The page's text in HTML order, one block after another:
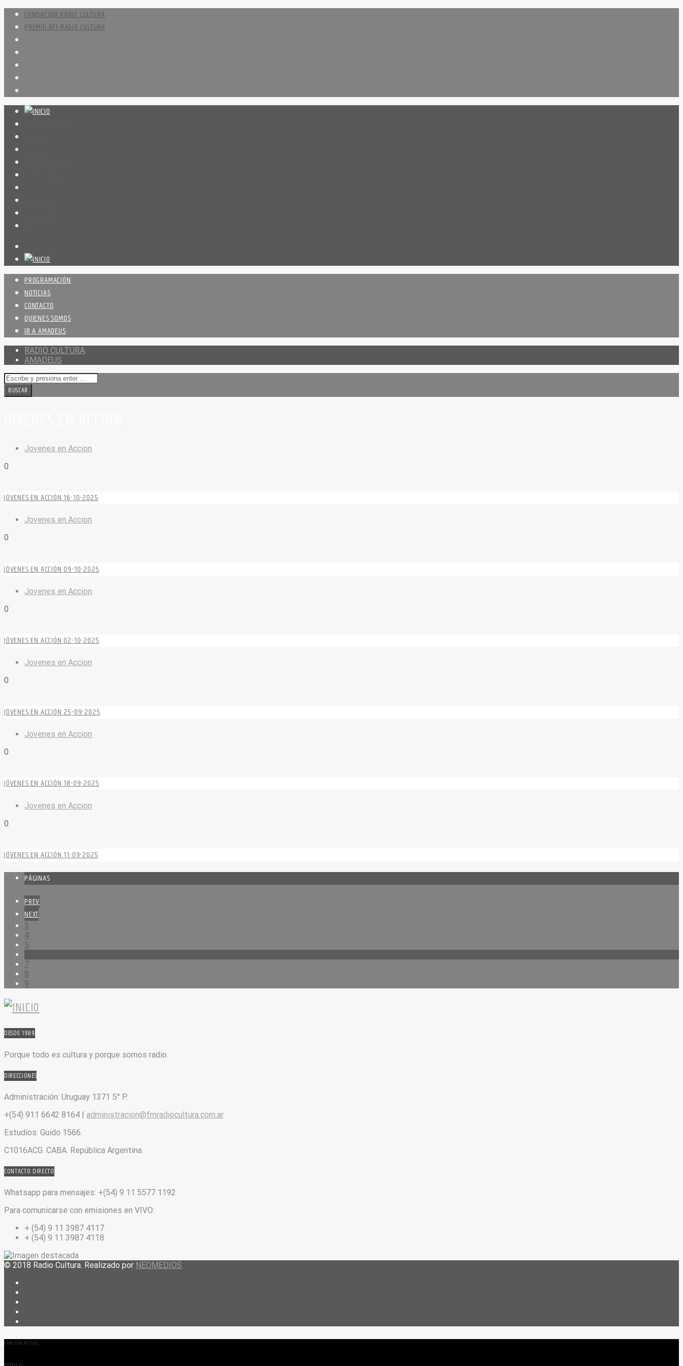
FUNDACIÓN RADIO CULTURA
PREMIO RFI-RADIO CULTURA
PROGRAMACIÓN
NOTICIAS
CONTACTO
QUIENES SOMOS
IR A AMADEUS
RADIO CULTURA
AMADEUS
Jovenes en Accion
0
JÓVENES EN ACCIÓN 16-10-2025
Jovenes en Accion
0
JÓVENES EN ACCIÓN 09-10-2025
Jovenes en Accion
0
JÓVENES EN ACCIÓN 02-10-2025
Jovenes en Accion
0
JÓVENES EN ACCIÓN 25-09-2025
Jovenes en Accion
0
JÓVENES EN ACCIÓN 18-09-2025
Jovenes en Accion
0
JÓVENES EN ACCIÓN 11-09-2025
PÁGINAS
PREV
NEXT
3
4
5
7
8
9
DESDE 1989
Porque todo es cultura y porque somos radio.
DIRECCIONES
Administración: Uruguay 1371 5° P.
+(54) 911 6642 8164 | administracion@fmradiocultura.com.ar
Estudios: Guido 1566.
C1016ACG. CABA. República Argentina.
CONTACTO DIRECTO
Whatsapp para mensajes: +(54) 9 11 5577 1192
Para comunicarse con emisiones en VIVO:
+ (54) 9 11 3987 4117
+ (54) 9 11 3987 4118
© 2018 Radio Cultura. Realizado por NEOMEDIOS
CANCIÓN ACTUAL